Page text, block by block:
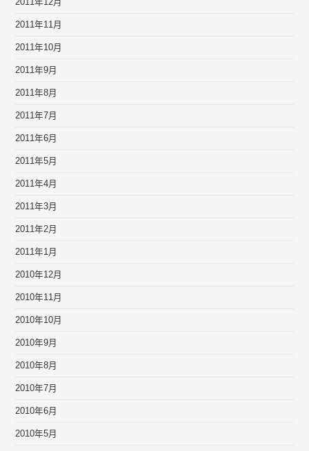
2011年12月
2011年11月
2011年10月
2011年9月
2011年8月
2011年7月
2011年6月
2011年5月
2011年4月
2011年3月
2011年2月
2011年1月
2010年12月
2010年11月
2010年10月
2010年9月
2010年8月
2010年7月
2010年6月
2010年5月